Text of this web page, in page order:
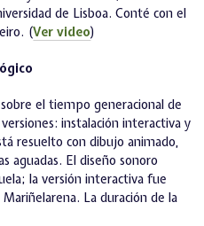
de Lisboa. Conté con el
(Ver video)
el tiempo generacional de
instalación interactiva y
resuelto con dibujo animado,
aguadas. El diseño sonoro
la versión interactiva fue
La duración de la